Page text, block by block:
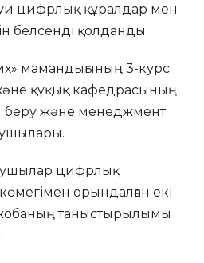
цифрлық құралдар мен
белсенді қолданды.
мамандығының 3-курс
құқық кафедрасының
беру және менеджмент
цифрлық
орындалған екі
жобаның таныстырылымы